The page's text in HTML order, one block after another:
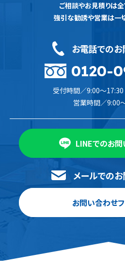
ご相談やお見積りは全
強引な勧誘や営業は一
お電話での
0120-
受付時間／9:00〜17:30
営業時間／9:00
LINEでのお
メールでの
お問い合わせ